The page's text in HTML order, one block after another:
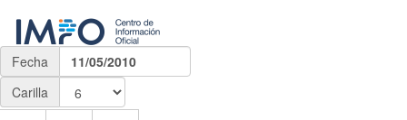
Fecha
11/05/2010
Carilla